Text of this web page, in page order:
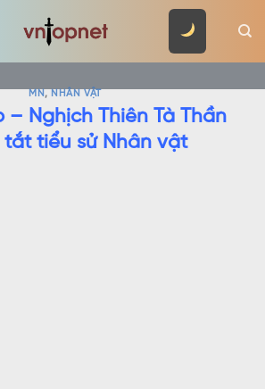
MN , NHÂN VẬT
– Nghịch Thiên Tà Thần
tắt tiểu sử Nhân vật